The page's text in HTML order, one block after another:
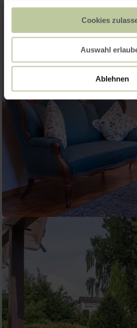
Cookies
Auswahl
Ablehnen